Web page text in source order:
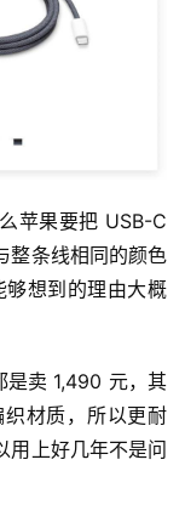
苹果要把 USB-C
整条线相同的颜色
想到的理由大概
卖 1,490 元，其
材质，所以更耐
用上好几年不是问